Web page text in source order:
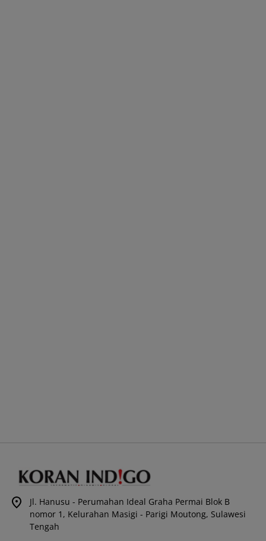
Jl. Hanusu - Perumahan Ideal Graha Permai Blok B
nomor 1, Kelurahan Masigi - Parigi Moutong, Sulawesi
Tengah